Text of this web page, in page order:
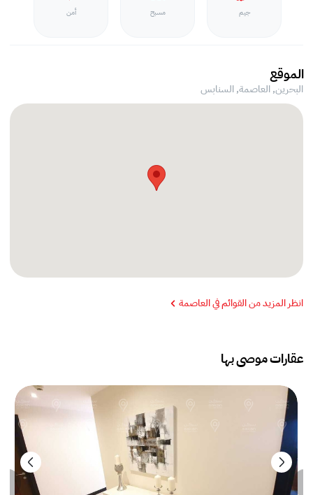
جيم مسبح أمن
الموقع
البحرين, العاصمة,السنابس
انظر المزيد من القوائم في العاصمة
عقارات موصى بها